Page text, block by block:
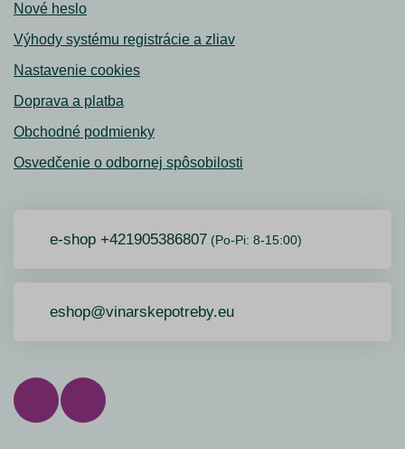
Nové heslo
Výhody systému registrácie a zliav
Nastavenie cookies
Doprava a platba
Obchodné podmienky
Osvedčenie o odbornej spôsobilosti
e-shop +421905386807 (Po-Pi: 8-15:00)
eshop@vinarskepotreby.eu